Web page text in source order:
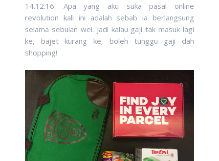
14.12.16. Apa yang aku suka pasal online
revolution kali ini adalah sebab ia berlangsung
selama sebulan wei. Jadi kalau gaji tak masuk lagi
ke, bajet kurang ke, boleh tunggu gaji dah
shopping!